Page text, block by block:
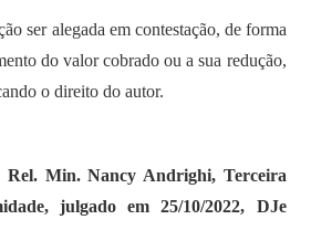
ser alegada em contestação, de forma
do valor cobrado ou a sua redução,
o direito do autor.
Rel. Min. Nancy Andrighi, Terceira
julgado em 25/10/2022, DJe